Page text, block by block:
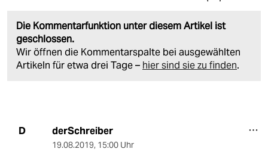
Die Kommentarfunktion unter diesem Artikel ist
geschlossen.
Wir öffnen die Kommentarspalte bei ausgewählten
Artikeln für etwa drei Tage – hier sind sie zu finden.
D derSchreiber
19.08.2019, 15:00 Uhr